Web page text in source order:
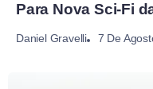
Para Nova Sci-Fi
Daniel Gravelli 7 De